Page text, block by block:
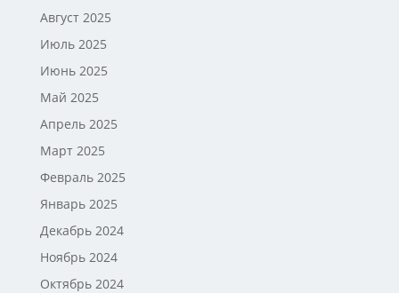
Август 2025
Июль 2025
Июнь 2025
Май 2025
Апрель 2025
Март 2025
Февраль 2025
Январь 2025
Декабрь 2024
Ноябрь 2024
Октябрь 2024